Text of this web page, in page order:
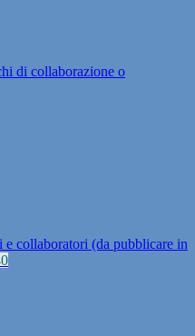
di collaborazione o
e collaboratori (da pubblicare in